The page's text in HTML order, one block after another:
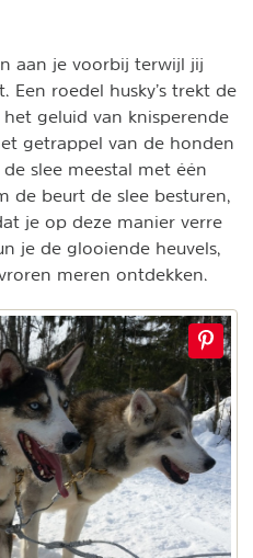
aan je voorbij terwijl jij
Een roedel husky’s trekt de
geluid van knisperende
getrappel van de honden
slee meestal met één
de beurt de slee besturen,
je op deze manier verre
je de glooiende heuvels,
meren ontdekken.